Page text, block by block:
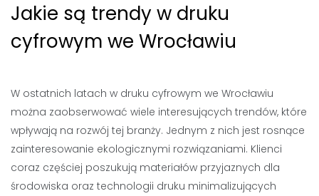
Jakie są trendy w druku
cyfrowym we Wrocławiu
W ostatnich latach w druku cyfrowym we Wrocławiu
można zaobserwować wiele interesujących trendów, które
wpływają na rozwój tej branży. Jednym z nich jest rosnące
zainteresowanie ekologicznymi rozwiązaniami. Klienci
coraz częściej poszukują materiałów przyjaznych dla
środowiska oraz technologii druku minimalizujących